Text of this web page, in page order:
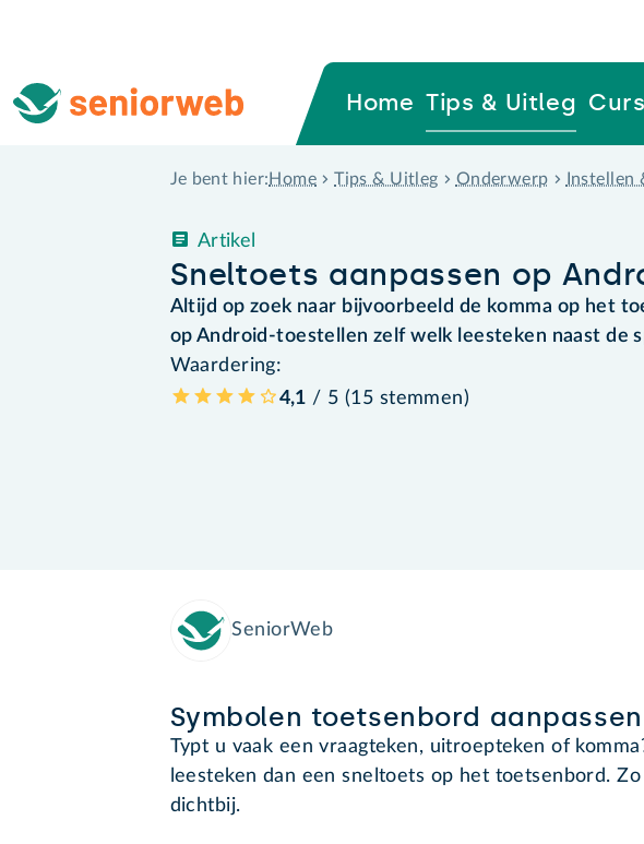
Home Tips & Uitleg
Je bent hier: Home Tips & Uitleg Onderwerp Instellen
Sneltoets aanpassen op
Artikel
Altijd op zoek naar bijvoorbeeld de komma op het
op Android-toestellen zelf welk leesteken naast de
Waardering:
4,1 / 5 (15 stemmen)
SeniorWeb
Symbolen toetsenbord aanpassen
Typt u vaak een vraagteken, uitroepteken of
leesteken dan een sneltoets op het toetsenbord.
dichtbij.